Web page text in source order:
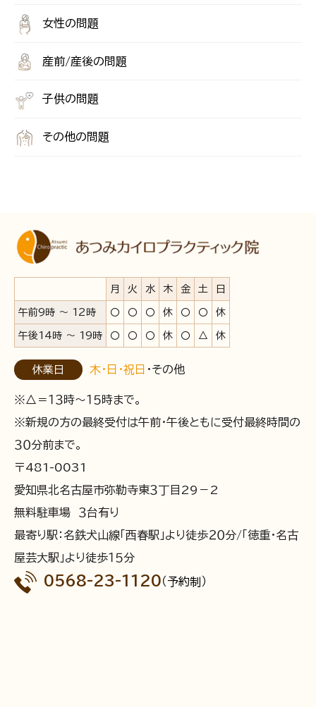
女性の問題
産前/産後の問題
子供の問題
その他の問題
月 火 水 木 金 土 日
午前9時 ～ 12時 〇 〇 〇 休 〇 〇 休
午後14時 ～ 19時 〇 〇 〇 休 〇 △ 休
休業日 木・日・祝日 ・その他
※△＝１３時～１５時まで。
※新規の方の最終受付は午前・午後ともに受付最終時間の
３０分前まで。
〒481-0031
愛知県北名古屋市弥勒寺東３丁目29－2
無料駐車場 ３台有り
最寄り駅：名鉄犬山線「西春駅」より徒歩２０分/「徳重・名古
屋芸大駅」より徒歩１５分
0568-23-1120（予約制）